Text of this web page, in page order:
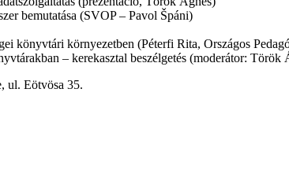
bemutatása (SVOP – Pavol Špáni)
könyvtári környezetben (Péterfi Rita, Országos
– kerekasztal beszélgetés (moderátor: Török
ul. Eötvösa 35.